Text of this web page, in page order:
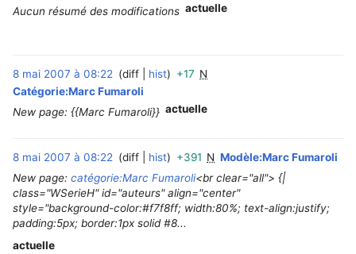
Aucun résumé des modifications actuelle
8 mai 2007 à 08:22 diff hist +17 N
Catégorie:Marc Fumaroli
New page: {{Marc Fumaroli}} actuelle
8 mai 2007 à 08:22 diff hist +391 N Modèle:Marc Fumaroli
New page: catégorie:Marc Fumaroli<br clear="all"> {|
class="WSerieH" id="auteurs" align="center"
style="background-color:#f7f8ff; width:80%; text-align:justify;
padding:5px; border:1px solid #8...
actuelle